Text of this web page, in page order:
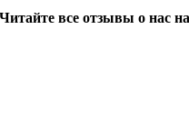
Читайте все отзывы о нас